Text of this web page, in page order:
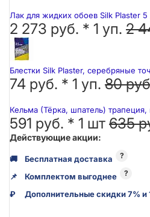
Лак для жидких обоев Silk Plaster 5
2 273 руб. * 1 уп. 2
Блестки Silk Plaster, серебряные
74 руб. * 1 уп. 80
Кельма (Тёрка, шпатель)
591 руб. * 1 шт 635
Действующие акции:
🚚 Бесплатная доставка ?
📌 Комплектом выгоднее ?
₽ Дополнительные скидки 7% и